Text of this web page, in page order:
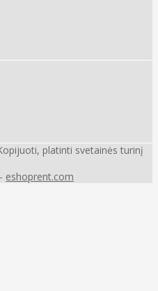
platinti svetainės turinį
- eshoprent.com